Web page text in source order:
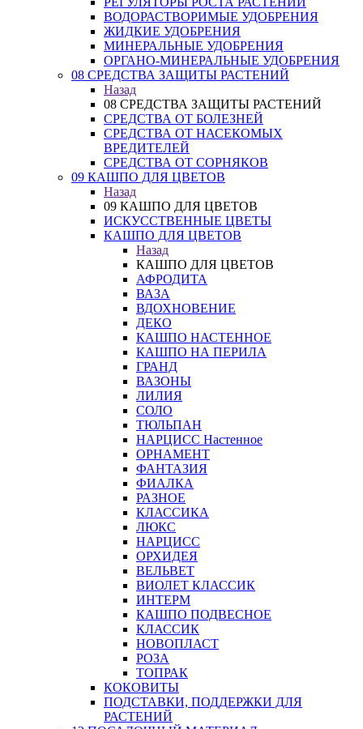
ВОДОРАСТВОРИМЫЕ УДОБРЕНИЯ
ЖИДКИЕ УДОБРЕНИЯ
МИНЕРАЛЬНЫЕ УДОБРЕНИЯ
ОРГАНО-МИНЕРАЛЬНЫЕ УДОБРЕНИЯ
08 СРЕДСТВА ЗАЩИТЫ РАСТЕНИЙ
Назад
08 СРЕДСТВА ЗАЩИТЫ РАСТЕНИЙ
СРЕДСТВА ОТ БОЛЕЗНЕЙ
СРЕДСТВА ОТ НАСЕКОМЫХ
ВРЕДИТЕЛЕЙ
СРЕДСТВА ОТ СОРНЯКОВ
09 КАШПО ДЛЯ ЦВЕТОВ
Назад
09 КАШПО ДЛЯ ЦВЕТОВ
ИСКУССТВЕННЫЕ ЦВЕТЫ
КАШПО ДЛЯ ЦВЕТОВ
Назад
КАШПО ДЛЯ ЦВЕТОВ
АФРОДИТА
ВАЗА
ВДОХНОВЕНИЕ
ДЕКО
КАШПО НАСТЕННОЕ
КАШПО НА ПЕРИЛА
ГРАНД
ВАЗОНЫ
ЛИЛИЯ
СОЛО
ТЮЛЬПАН
НАРЦИСС Настенное
ОРНАМЕНТ
ФАНТАЗИЯ
ФИАЛКА
РАЗНОЕ
КЛАССИКА
ЛЮКС
НАРЦИСС
ОРХИДЕЯ
ВЕЛЬВЕТ
ВИОЛЕТ КЛАССИК
ИНТЕРМ
КАШПО ПОДВЕСНОЕ
КЛАССИК
НОВОПЛАСТ
РОЗА
ТОПРАК
КОКОВИТЫ
ПОДСТАВКИ, ПОДДЕРЖКИ ДЛЯ
РАСТЕНИЙ